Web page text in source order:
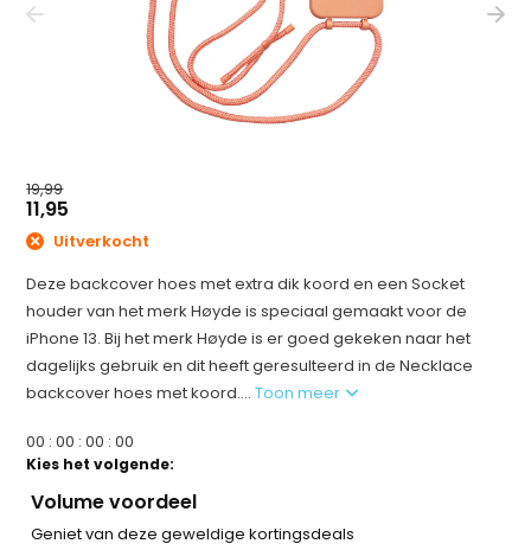
19,99
11,95
Uitverkocht
Deze backcover hoes met extra dik koord en een Socket
houder van het merk Høyde is speciaal gemaakt voor de
iPhone 13. Bij het merk Høyde is er goed gekeken naar het
dagelijks gebruik en dit heeft geresulteerd in de Necklace
backcover hoes met koord....Toon meer
00 :00 :00 :00
Kies het volgende:
Volume voordeel
Geniet van deze geweldige kortingsdeals